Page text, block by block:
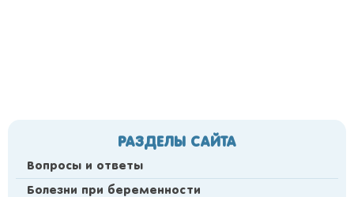
РАЗДЕЛЫ САЙТА
Вопросы и ответы
Болезни при беременности